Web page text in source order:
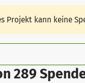
289
Projekt kann keine